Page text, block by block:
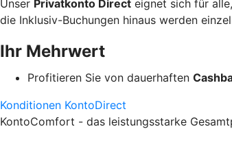
Unser Privatkonto Direct eignet sich für
die Inklusiv-Buchungen hinaus werden
Ihr Mehrwert
Profitieren Sie von dauerhaften
Konditionen KontoDirect
KontoComfort - das leistungsstarke